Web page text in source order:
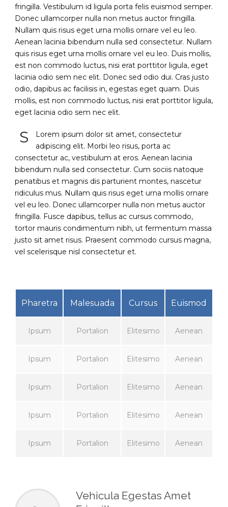
fringilla. Vestibulum id ligula porta felis euismod semper.
Donec ullamcorper nulla non metus auctor fringilla.
Nullam quis risus eget urna mollis ornare vel eu leo.
Aenean lacinia bibendum nulla sed consectetur. Nullam
quis risus eget urna mollis ornare vel eu leo. Duis mollis,
est non commodo luctus, nisi erat porttitor ligula, eget
lacinia odio sem nec elit. Donec sed odio dui. Cras justo
odio, dapibus ac facilisis in, egestas eget quam. Duis
mollis, est non commodo luctus, nisi erat porttitor ligula,
eget lacinia odio sem nec elit.
S
Lorem ipsum dolor sit amet, consectetur
adipiscing elit. Morbi leo risus, porta ac
consectetur ac, vestibulum at eros. Aenean lacinia
bibendum nulla sed consectetur. Cum sociis natoque
penatibus et magnis dis parturient montes, nascetur
ridiculus mus. Nullam quis risus eget urna mollis ornare
vel eu leo. Donec ullamcorper nulla non metus auctor
fringilla. Fusce dapibus, tellus ac cursus commodo,
tortor mauris condimentum nibh, ut fermentum massa
justo sit amet risus. Praesent commodo cursus magna,
vel scelerisque nisl consectetur et.
Pharetra Malesuada Cursus Euismod
Ipsum Portalion Elitesimo Aenean
Ipsum Portalion Elitesimo Aenean
Ipsum Portalion Elitesimo Aenean
Ipsum Portalion Elitesimo Aenean
Ipsum Portalion Elitesimo Aenean
Vehicula Egestas Amet